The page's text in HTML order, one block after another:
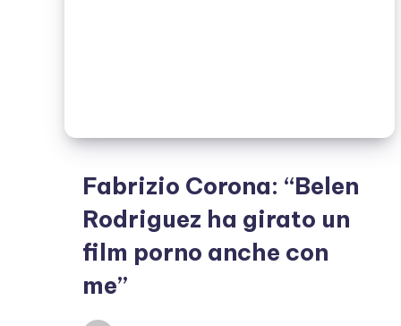
Fabrizio Corona: “Belen
Rodriguez ha girato un
film porno anche con
me”